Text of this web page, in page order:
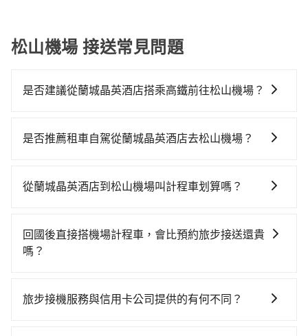
松山機場 接送常見問題
是否建議從蘭城晶英酒店搭乘高鐵前往松山機場？
較貴、費時、轉車麻煩，且難叫計程車前往高鐵站！南
案。假設從蘭城晶英酒店 (宜蘭縣宜蘭市) 前往最靠近的
的時間約20分鐘，再乘坐7~8分鐘（平均8分）的高鐵從
南港站前往台北高鐵站，每人票價40元，再用15分鐘出
的地。全程加上轉車時間共2小時1分鐘，假設一人獨
是否推薦租車自駕從蘭城晶英酒店去松山機場？
路邊多天不用車，停車費與租車費用都是不小開支。
從蘭城晶英酒店到松山機場叫計程車划算嗎？
灣大車隊、Uber、Line Taxi、Yoxi等，如果在路邊攔不
到車，也可考慮打電話至蘭城晶英酒店附近的計程車
間，若改選tripool的專車服務可再更便宜。但如果你無
回國後直接搭機場計程車，會比預約旅步接送還貴
嗎？
乘機場計程車可能比預約旅步接送更貴，特別是在旅遊
旅步接機服務與信用卡公司提供的有何不同？